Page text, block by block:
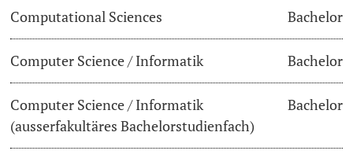
Lecturers
Dates
Documents & Verification
Welcome to the University of Basel
Mobility
Computational Sciences Bachelor
Computer Science / Informatik Bachelor
Computer Science / Informatik
(ausserfakultäres Bachelorstudienfach)
Bachelor